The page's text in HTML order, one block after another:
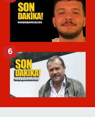
6